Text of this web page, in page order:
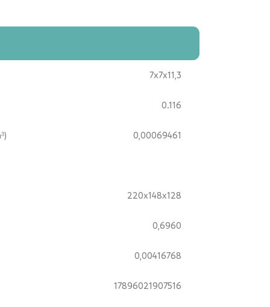
7x7x11,3
0.116
0,00069461
220x148x128
0,6960
0,00416768
17896021907516